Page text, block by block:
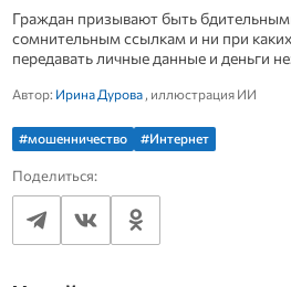
Граждан призывают быть
сомнительным ссылкам и ни при
передавать личные данные и деньги
Автор: Ирина Дурова, иллюстрация ИИ
#мошенничество #Интернет
Поделиться: